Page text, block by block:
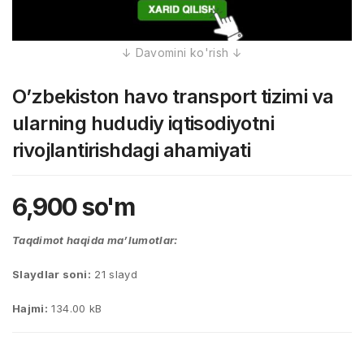
O’zbekiston havo transport tizimi va
ularning hududiy iqtisodiyotni
rivojlantirishdagi ahamiyati
6,900so'm
Taqdimot haqida ma’lumotlar:
Slaydlar soni: 21 slayd
Hajmi: 134.00 kB